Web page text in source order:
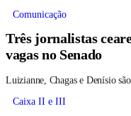
Comunicação
Três jornalistas
vagas no Senado
Luizianne, Chagas e Denísio
Caixa II e III